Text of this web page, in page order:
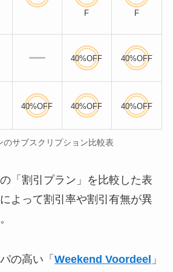
F
F
40%OFF 40%OFF
40%OFF 40%OFF 40%OFF
のサブスクリプション比較表
「割引プラン」を比較した表
よって割引率や割引有無が異
の高い「 Weekend Voordeel 」